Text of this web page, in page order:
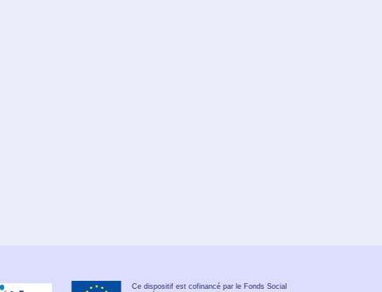
Ce dispositif est cofinancé par le Fonds Social